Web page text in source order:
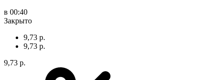
в 00:40
Закрыто
9,73 р.
9,73 р.
9,73 р.